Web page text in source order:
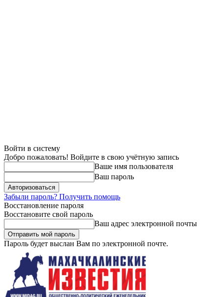
Войти в систему
Добро пожаловать! Войдите в свою учётную запись
Ваше имя пользователя
Ваш пароль
Забыли пароль? Получить помощь
Восстановление пароля
Восстановите свой пароль
Ваш адрес электронной почты
Пароль будет выслан Вам по электронной почте.